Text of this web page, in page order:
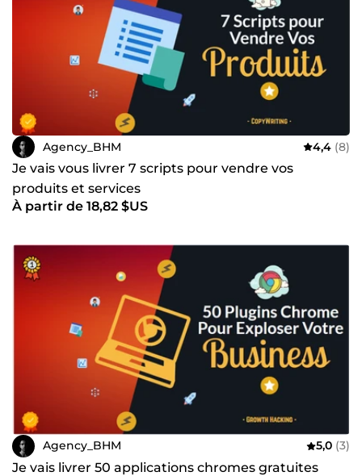
Agency_BHM 4,4 (8)
Je vais vous livrer 7 scripts pour vendre vos
produits et services
À partir de 18,82 $US
Agency_BHM 5,0 (3)
Je vais livrer 50 applications chromes gratuites